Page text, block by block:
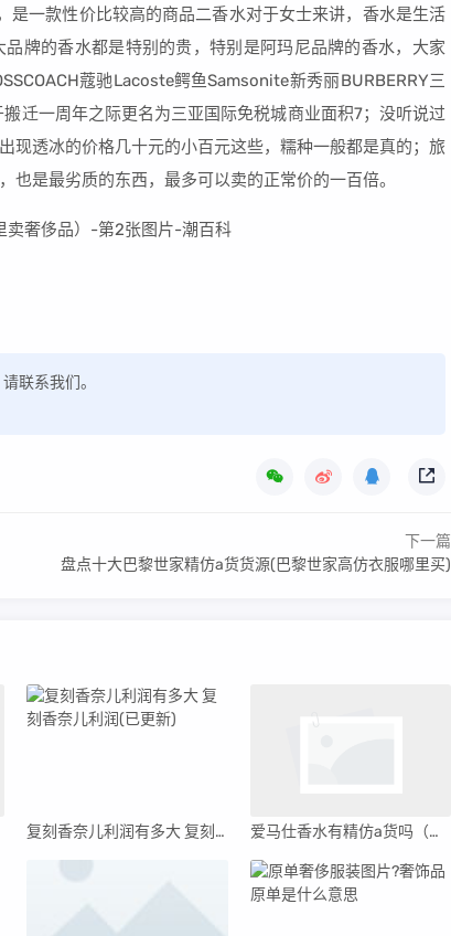
一款性价比较高的商品二香水对于女士来讲，香水是生活
牌的香水都是特别的贵，特别是阿玛尼品牌的香水，大家
蔻驰Lacoste鳄鱼Samsonite新秀丽BURBERRY三
迁一周年之际更名为三亚国际免税城商业面积7；没听说过
现透冰的价格几十元的小百元这些，糯种一般都是真的；旅
是最劣质的东西，最多可以卖的正常价的一百倍。
联系我们。
下一篇
盘点十大巴黎世家精仿a货货源(巴黎世家高仿衣服哪里买)
复刻香奈儿利润有多大 复刻香奈儿利润(已更新) 爱马仕香水有精仿a货吗（爱马仕香水有精仿a货吗）